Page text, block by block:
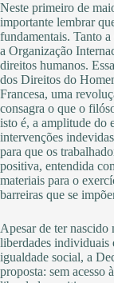
Neste primeiro de
importante lembrar
fundamentais. Tanto
a Organização
direitos humanos.
dos Direitos do
Francesa, uma
consagra o que o
isto é, a amplitude do
intervenções
para que os
positiva, entendida
materiais para o
barreiras que se
Apesar de ter
liberdades individuais
igualdade social, a
proposta: sem acesso